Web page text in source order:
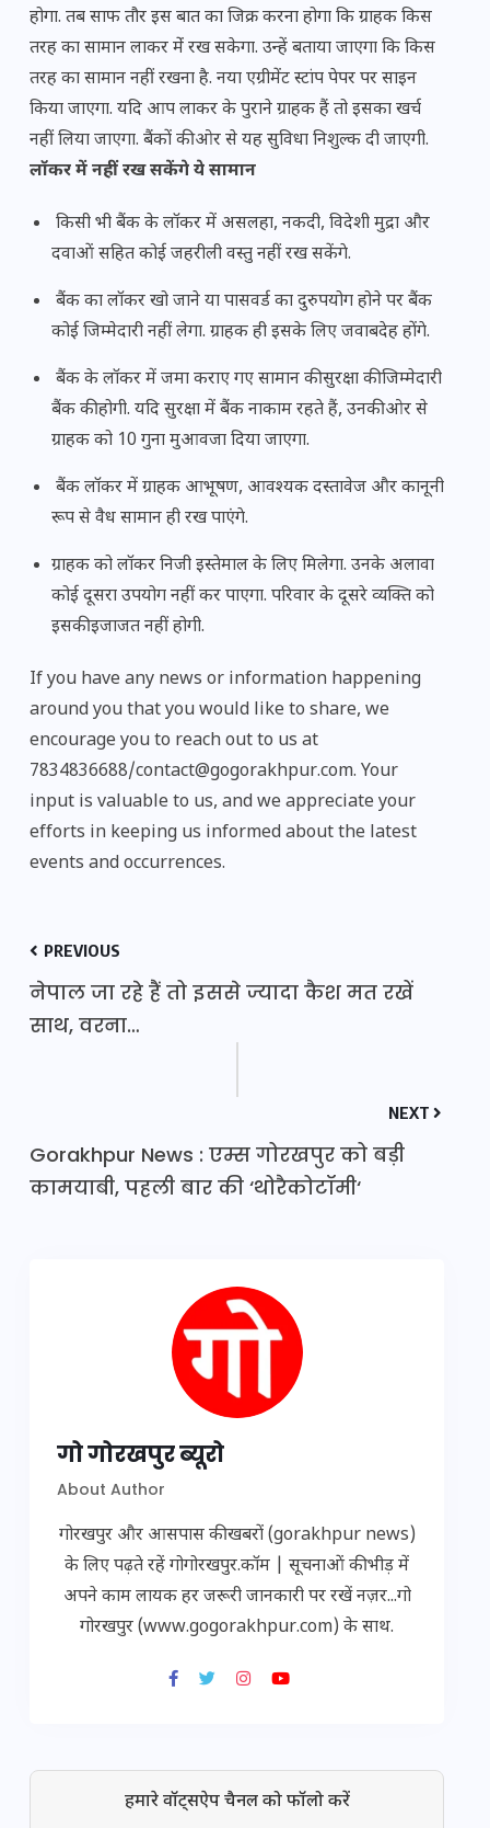
होगा. तब साफ तौर इस बात का जिक्र करना होगा कि ग्राहक किस
तरह का सामान लाकर मेंं रख सकेगा. उन्हें बताया जाएगा कि किस
तरह का सामान नहीं रखना है. नया एग्रीमेंट स्टांप पेपर पर साइन
किया जाएगा. यदि आप लाकर के पुराने ग्राहक हैं तो इसका खर्च
नहीं लिया जाएगा. बैंकों की ओर से यह सुविधा निशुल्क दी जाएगी.
लॉकर में नहीं रख सकेंगे ये सामान
किसी भी बैंक के लॉकर में असलहा, नकदी, विदेशी मुद्रा और
दवाओं सहित कोई जहरीली वस्तु नहीं रख सकेंगे.
बैंक का लॉकर खो जाने या पासवर्ड का दुरुपयोग होने पर बैंक
कोई जिम्मेदारी नहीं लेगा. ग्राहक ही इसके लिए जवाबदेह होंगे.
बैंक के लॉकर में जमा कराए गए सामान की सुरक्षा की जिम्मेदारी
बैंक की होगी. यदि सुरक्षा में बैंक नाकाम रहते हैं, उनकी ओर से
ग्राहक को 10 गुना मुआवजा दिया जाएगा.
बैंक लॉकर में ग्राहक आभूषण, आवश्यक दस्तावेज और कानूनी
रूप से वैध सामान ही रख पाएंगे.
ग्राहक को लॉकर निजी इस्तेमाल के लिए मिलेगा. उनके अलावा
कोई दूसरा उपयोग नहीं कर पाएगा. परिवार के दूसरे व्यक्ति को
इसकी इजाजत नहीं होगी.
If you have any news or information happening
around you that you would like to share, we
encourage you to reach out to us at
7834836688/contact@gogorakhpur.com. Your
input is valuable to us, and we appreciate your
efforts in keeping us informed about the latest
events and occurrences.
PREVIOUS
नेपाल जा रहे हैं तो इससे ज्यादा कैश मत रखें
साथ, वरना…
NEXT
Gorakhpur News : एम्स गोरखपुर को बड़ी
कामयाबी, पहली बार की ‘थोरैकोटॉमी‘
गो गोरखपुर ब्यूरो
About Author
गोरखपुर और आसपास की खबरों (gorakhpur news)
के लिए पढ़ते रहें गोगोरखपुर.कॉम | सूचनाओं की भीड़ में
अपने काम लायक हर जरूरी जानकारी पर रखें नज़र...गो
गोरखपुर (www.gogorakhpur.com) के साथ.
हमारे वॉट्सऐप चैनल को फॉलो करें